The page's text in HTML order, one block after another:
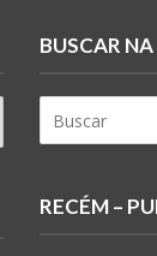
BUSCAR
RECÉM –